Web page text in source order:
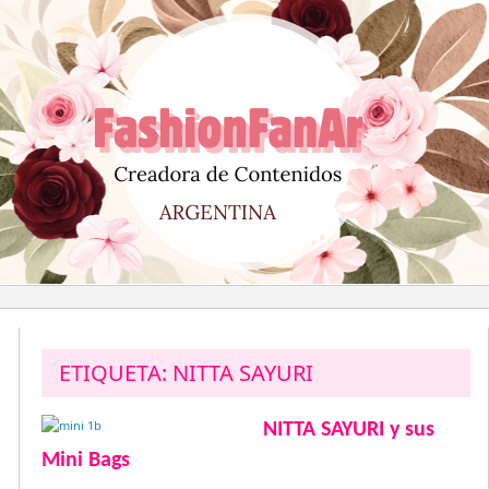
al
contenido
ETIQUETA: NITTA SAYURI
NITTA SAYURI y sus
Mini Bags